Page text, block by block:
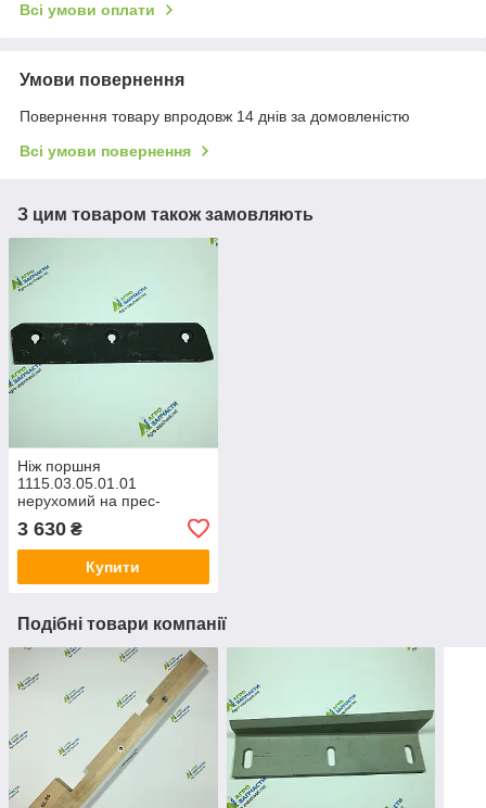
Всі умови оплати
Умови повернення
Повернення товару впродовж 14 днів за домовленістю
Всі умови повернення
З цим товаром також замовляють
Ніж поршня
1115.03.05.01.01
нерухомий на прес-
підбирач Welger АР 45 —
290x60x6
3 630 ₴
Купити
Подібні товари компанії